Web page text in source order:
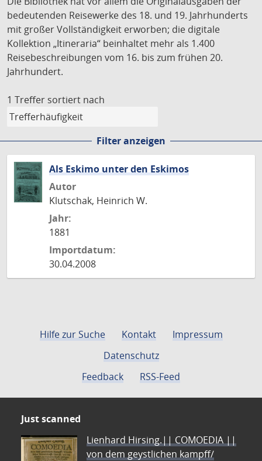
bedeutenden Reisewerke des 18. und 19. Jahrhunderts
mit großer Vollständigkeit erworben; die digitale
Kollektion „Itineraria“ beinhaltet mehr als 1.400
Reisebeschreibungen vom 16. bis zum frühen 20.
Jahrhundert.
1 Treffer sortiert nach
Filter anzeigen
Als Eskimo unter den Eskimos
Autor
Klutschak, Heinrich W.
Jahr:
1881
Importdatum:
30.04.2008
Hilfe zur Suche Kontakt
Impressum
Datenschutz
Feedback
RSS-Feed
Just scanned
Lienhard Hirsing.|| COMOEDIA ||
von dem geystlichen kampff/